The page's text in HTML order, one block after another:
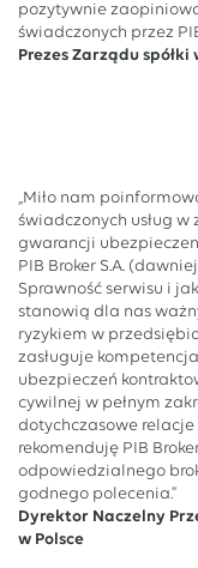
pozytywnie
świadczonych przez PIB
Prezes Zarządu spółki
„Miło nam
świadczonych usług
gwarancji
PIB Broker S.A.
Sprawność serwisu i
stanowią dla nas
ryzykiem w
zasługuje
ubezpieczeń
cywilnej w pełnym
dotychczasowe relacje
rekomenduję PIB
odpowiedzialnego
godnego polecenia.”
Dyrektor Naczelny
w Polsce